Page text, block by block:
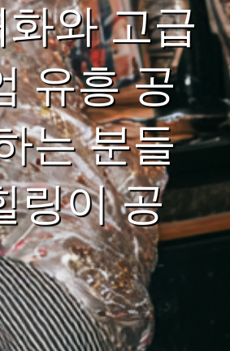
와 고급
유흥 공
는 분들
링이 공